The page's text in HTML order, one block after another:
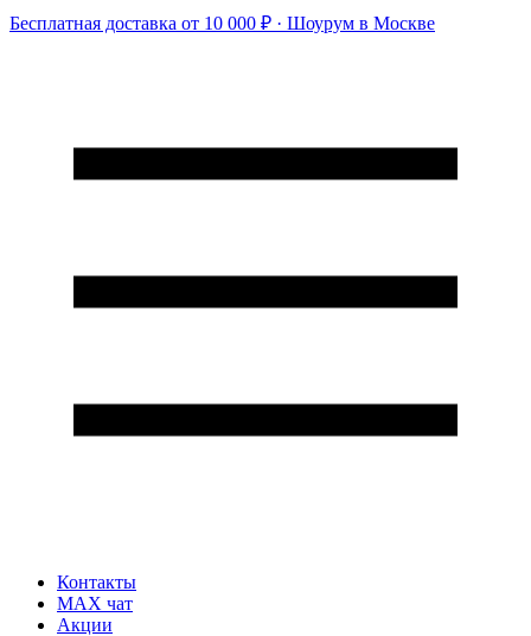
Бесплатная доставка от 10 000 ₽ · Шоурум в Москве
Контакты
MAX чат
Акции